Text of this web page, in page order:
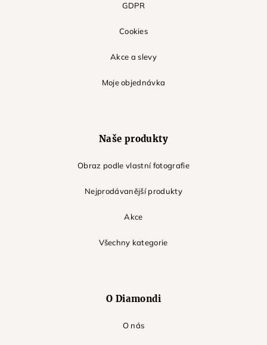
GDPR
Cookies
Akce a slevy
Moje objednávka
Naše produkty
Obraz podle vlastní fotografie
Nejprodávanější produkty
Akce
Všechny kategorie
O Diamondi
O nás